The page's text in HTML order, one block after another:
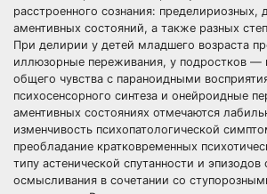
расстроенного сознания: пределириозных,
аментивных состояний, а также разных
При делирии у детей младшего возраста
иллюзорные переживания, у подростков —
общего чувства с параноидными
психосенсорного синтеза и онейроидные
аментивных состояниях отмечаются
изменчивость психопатологической
преобладание кратковременных
типу астенической спутанности и
осмысливания в сочетании со